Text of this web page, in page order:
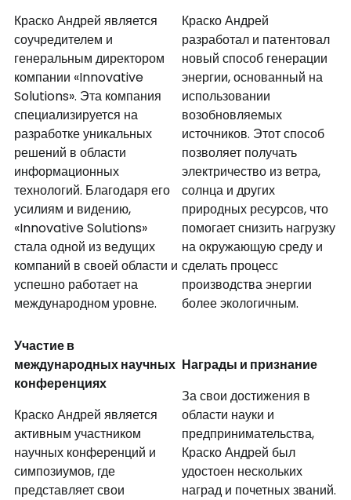
Краско Андрей является
соучредителем и
генеральным директором
компании «Innovative
Solutions». Эта компания
специализируется на
разработке уникальных
решений в области
информационных
технологий. Благодаря его
усилиям и видению,
«Innovative Solutions»
стала одной из ведущих
компаний в своей области и
успешно работает на
международном уровне.
Краско Андрей
разработал и патентовал
новый способ генерации
энергии, основанный на
использовании
возобновляемых
источников. Этот способ
позволяет получать
электричество из ветра,
солнца и других
природных ресурсов, что
помогает снизить нагрузку
на окружающую среду и
сделать процесс
производства энергии
более экологичным.
Участие в
международных научных
конференциях
Краско Андрей является
активным участником
научных конференций и
симпозиумов, где
представляет свои
Награды и признание
За свои достижения в
области науки и
предпринимательства,
Краско Андрей был
удостоен нескольких
наград и почетных званий.